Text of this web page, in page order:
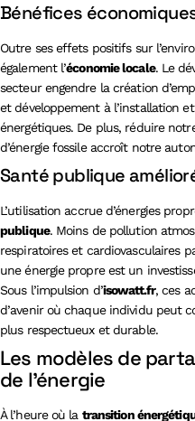
Bénéfices
Outre ses effets positifs sur
également l’économie locale. Le
secteur engendre la création
et développement à l’installation
énergétiques. De plus, réduire
d’énergie fossile accroît notre
Santé publique
L’utilisation accrue d’énergies
publique. Moins de pollution
respiratoires et cardiovasculaires
une énergie propre est un
Sous l’impulsion d’isowatt.fr, ces
d’avenir où chaque individu peut
plus respectueux et durable.
Les modèles de
de l’énergie
À l’heure où la transition